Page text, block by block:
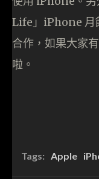
Life」iPhone 月
合作，如果大家
啦。
Tags: Apple